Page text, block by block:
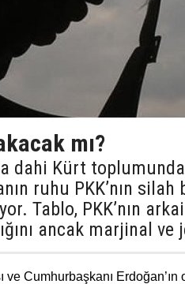
mı?
dahi Kürt
ruhu PKK’nın silah
Tablo, PKK’nın
ancak marjinal
ve Cumhurbaşkanı